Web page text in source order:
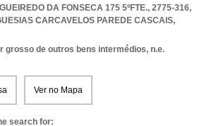
DA FONSECA 175 5ºFTE., 2775-316,
CARCAVELOS PAREDE CASCAIS,
grosso de outros bens intermédios, n.e.
Ver no Mapa
search for: